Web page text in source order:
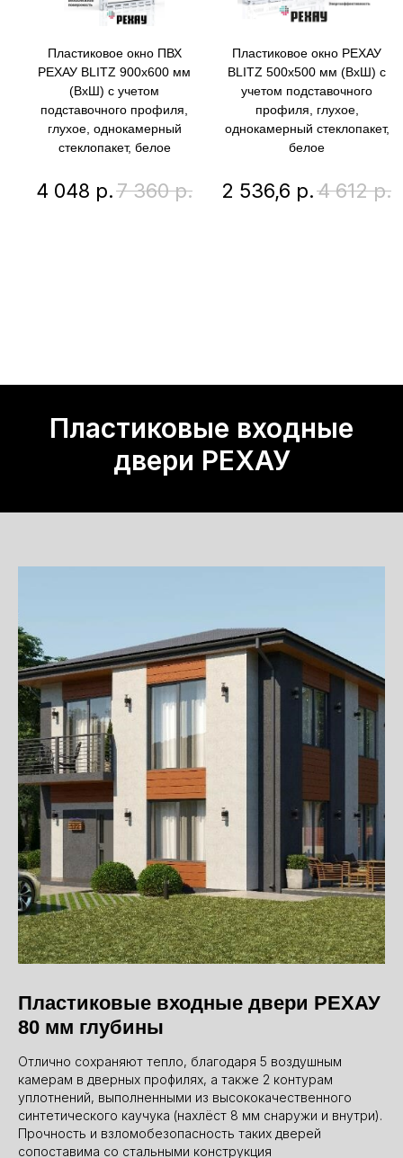
Пластиковое окно ПВХ
РЕХАУ BLITZ 900х600 мм
(ВхШ) с учетом
подставочного профиля,
глухое, однокамерный
стеклопакет, белое
4 048 р.7 360 р.
Пластиковое окно РЕХАУ
BLITZ 500х500 мм (ВхШ) с
учетом подставочного
профиля, глухое,
однокамерный стеклопакет,
белое
2 536,6 р.4 612 р.
Пластиковые входные
двери РЕХАУ
Пластиковые входные двери РЕХАУ
80 мм глубины
Отлично сохраняют тепло, благодаря 5 воздушным
камерам в дверных профилях, а также 2 контурам
уплотнений, выполненными из высококачественного
синтетического каучука (нахлёст 8 мм снаружи и внутри).
Прочность и взломобезопасность таких дверей
сопоставима со стальными конструкция